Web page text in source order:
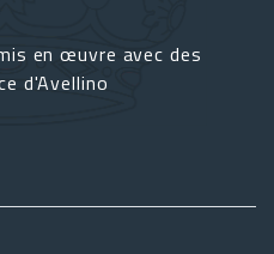
en œuvre avec des
d'Avellino